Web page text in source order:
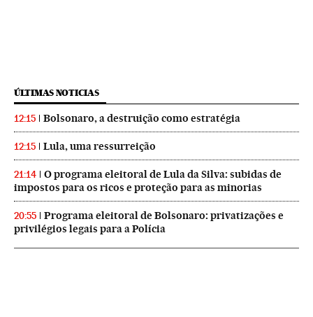
ÚLTIMAS NOTICIAS
12:15 Bolsonaro, a destruição como estratégia
12:15 Lula, uma ressurreição
21:14
O programa eleitoral de Lula da Silva: subidas de
impostos para os ricos e proteção para as minorias
20:55
Programa eleitoral de Bolsonaro: privatizações e
privilégios legais para a Polícia